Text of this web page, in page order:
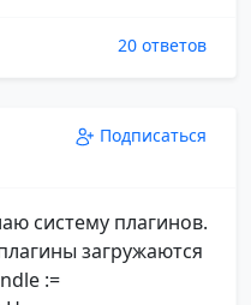
20 ответов
Подписаться
систему плагинов.
загружаются
:=